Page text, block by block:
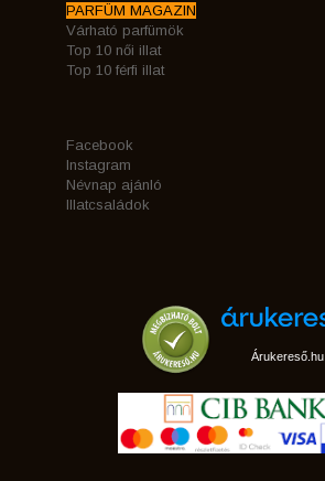
PARFÜM MAGAZIN
Várható parfümök
Top 10 női illat
Top 10 férfi illat
Facebook
Instagram
Névnap ajánló
Illatcsaládok
Árukereső.hu